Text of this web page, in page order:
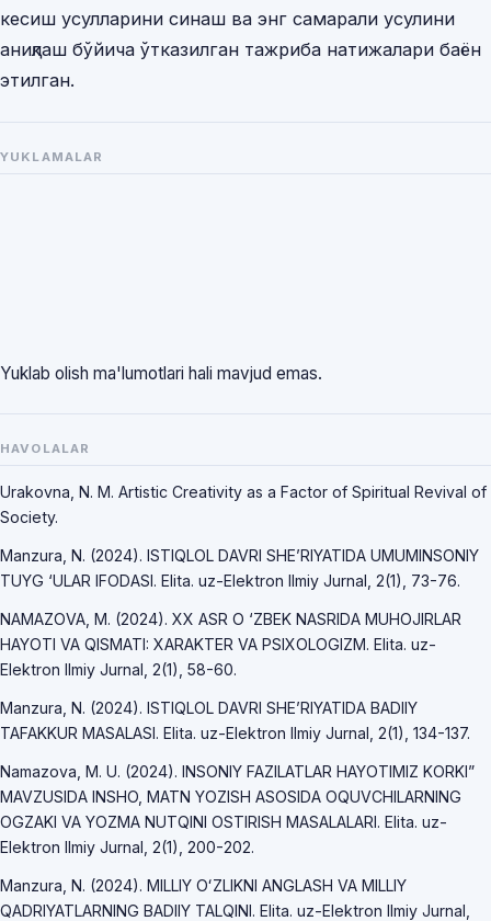
кесиш усулларини синаш ва энг самарали усулини
аниқлаш бўйича ўтказилган тажриба натижалари баён
этилган.
YUKLAMALAR
Yuklab olish ma'lumotlari hali mavjud emas.
HAVOLALAR
Urakovna, N. M. Artistic Creativity as a Factor of Spiritual Revival of
Society.
Manzura, N. (2024). ISTIQLOL DAVRI SHE’RIYATIDA UMUMINSONIY
TUYG ‘ULAR IFODASI. Elita. uz-Elektron Ilmiy Jurnal, 2(1), 73-76.
NAMAZOVA, M. (2024). XX ASR O ‘ZBEK NASRIDA MUHOJIRLAR
HAYOTI VA QISMATI: XARAKTER VA PSIXOLOGIZM. Elita. uz-
Elektron Ilmiy Jurnal, 2(1), 58-60.
Manzura, N. (2024). ISTIQLOL DAVRI SHE’RIYATIDA BADIIY
TAFAKKUR MASALASI. Elita. uz-Elektron Ilmiy Jurnal, 2(1), 134-137.
Namazova, M. U. (2024). INSONIY FAZILATLAR HAYOTIMIZ KORKI”
MAVZUSIDA INSHO, MATN YOZISH ASOSIDA OQUVCHILARNING
OGZAKI VA YOZMA NUTQINI OSTIRISH MASALALARI. Elita. uz-
Elektron Ilmiy Jurnal, 2(1), 200-202.
Manzura, N. (2024). MILLIY OʻZLIKNI ANGLASH VA MILLIY
QADRIYATLARNING BADIIY TALQINI. Elita. uz-Elektron Ilmiy Jurnal,